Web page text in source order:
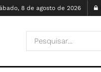
8 de agosto de 2026